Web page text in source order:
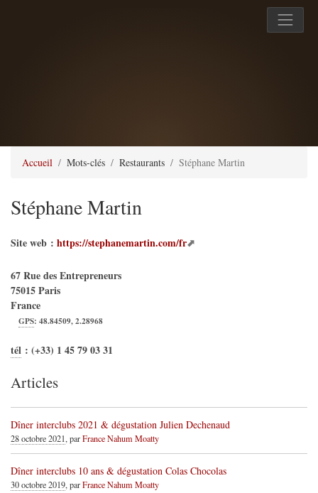
Accueil Mots-clés Restaurants Stéphane Martin
Stéphane Martin
Site web : https://stephanemartin.com/fr
67 Rue des Entrepreneurs
75015Paris
France
GPS:48.84509,2.28968
tél : (+33) 1 45 79 03 31
Articles
Dîner interclubs 2021 & dégustation Julien Dechenaud
28 octobre 2021, parFrance Nahum Moatty
Dîner interclubs 10 ans & dégustation Colas Chocolas
30 octobre 2019, parFrance Nahum Moatty